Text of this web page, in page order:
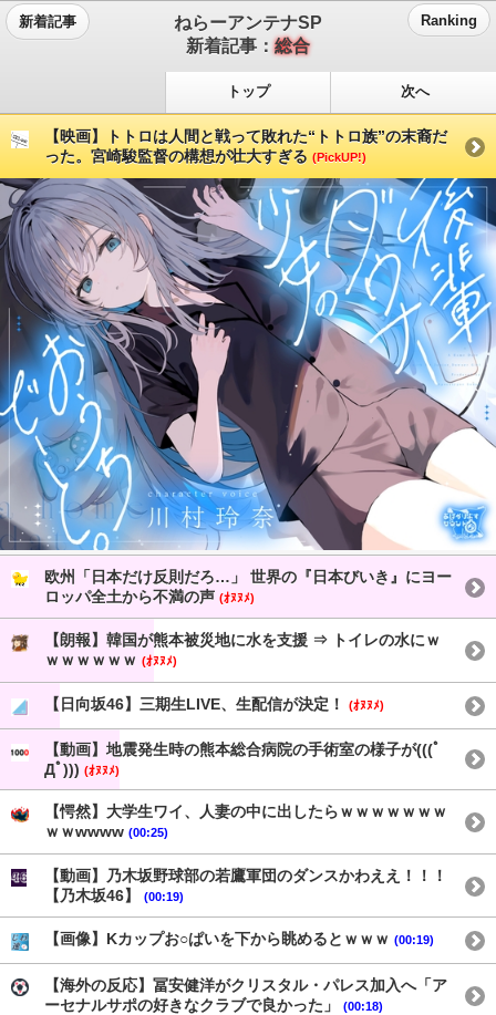
新着記事
ねらーアンテナSP
新着記事：総合
Ranking
トップ 次へ
【映画】トトロは人間と戦って敗れた“トトロ族”の末裔だ
った。宮崎駿監督の構想が壮大すぎる (PickUP!)
欧州「日本だけ反則だろ…」 世界の『日本びいき』にヨー
ロッパ全土から不満の声 (ｵﾇﾇﾒ)
【朗報】韓国が熊本被災地に水を支援 ⇒ トイレの水にｗ
ｗｗｗｗｗｗ (ｵﾇﾇﾒ)
【日向坂46】三期生LIVE、生配信が決定！ (ｵﾇﾇﾒ)
【動画】地震発生時の熊本総合病院の手術室の様子が(((ﾟ
Дﾟ))) (ｵﾇﾇﾒ)
【愕然】大学生ワイ、人妻の中に出したらｗｗｗｗｗｗｗ
ｗｗwwww (00:25)
【動画】乃木坂野球部の若鷹軍団のダンスかわええ！！！
【乃木坂46】
(00:19)
【画像】Kカップお○ぱいを下から眺めるとｗｗｗ (00:19)
【海外の反応】冨安健洋がクリスタル・パレス加入へ「ア
ーセナルサポの好きなクラブで良かった」
(00:18)